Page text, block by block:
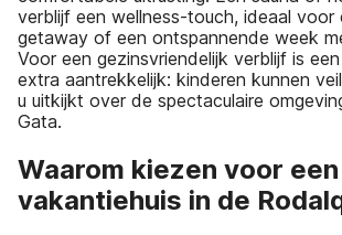
verblijf een wellness-touch, ideaal voor
getaway of een ontspannende week
Voor een gezinsvriendelijk verblijf is
extra aantrekkelijk: kinderen kunnen
u uitkijkt over de spectaculaire
Gata.
Waarom kiezen voor een
vakantiehuis in de